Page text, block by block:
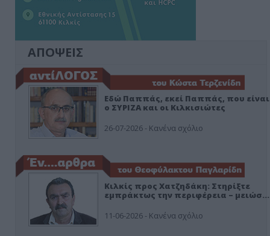
ΑΠΟΨΕΙΣ
Εδώ Παππάς, εκεί Παππάς, που είναι
ο ΣΥΡΙΖΑ και οι Κιλκισιώτες
26-07-2026 - Κανένα σχόλιο
Κιλκίς προς Χατζηδάκη: Στηρίξτε
εμπράκτως την περιφέρεια – μειώσ…
11-06-2026 - Κανένα σχόλιο